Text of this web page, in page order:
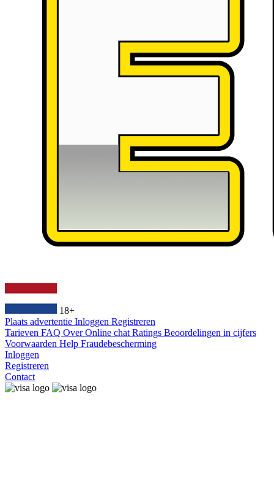
18+
Plaats advertentie Inloggen Registreren
Tarieven FAQ OverOnline chat Ratings Beoordelingen in cijfers
Voorwaarden Help Fraudebescherming
Inloggen
Registreren
Contact